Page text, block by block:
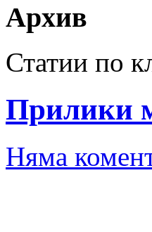
Архив
Статии по
Прилики
Няма